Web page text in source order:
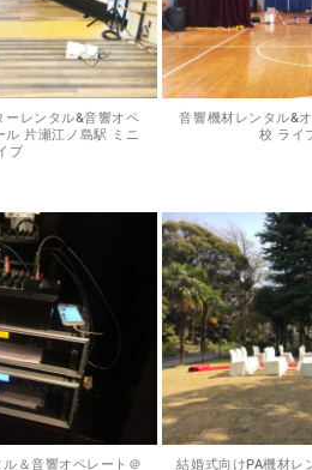
ーレンタル&音響オペ
ル 片瀬江ノ島駅 ミニ
ブ
音響機材レンタル&
校 ライ
＆音響オペレート＠
結婚式向けPA機材レ